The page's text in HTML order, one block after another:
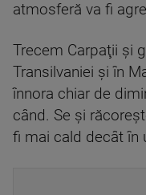
atmosferă va fi
Trecem Carpaţii şi
Transilvaniei şi în
înnora chiar de
când. Se şi
fi mai cald decât în